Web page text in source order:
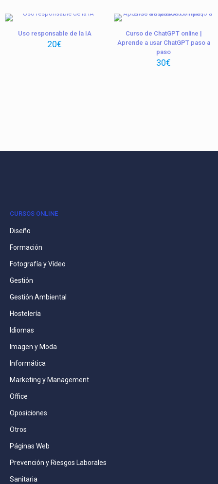
Uso responsable de la IA
20€
Curso de ChatGPT online |
Aprende a usar ChatGPT paso a
paso
30€
CURSOS ONLINE
Diseño
Formación
Fotografía y Vídeo
Gestión
Gestión Ambiental
Hostelería
Idiomas
Imagen y Moda
Informática
Marketing y Management
Office
Oposiciones
Otros
Páginas Web
Prevención y Riesgos Laborales
Sanitaria